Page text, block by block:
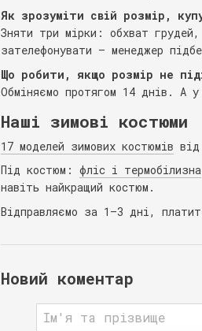
Як зрозуміти свій розмір,
Зняти три мірки: обхват
зателефонувати — менеджер
Що робити, якщо розмір не
Обміняємо протягом 14 днів. А
Наші зимові костюми
17 моделей зимових костюмів
Під костюм: фліс і термобілизна
навіть найкращий костюм.
Відправляємо за 1–3 дні,
Новий коментар